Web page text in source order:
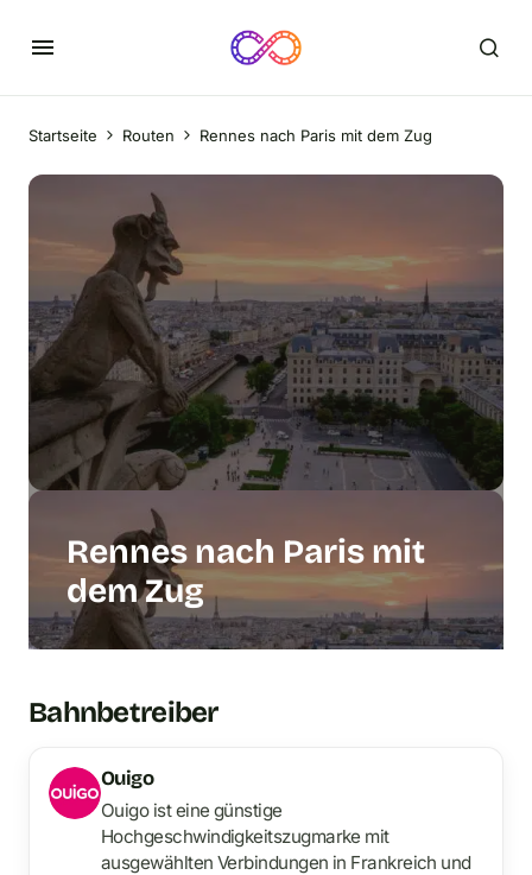
Startseite Routen Rennes nach Paris mit dem Zug
Rennes nach Paris mit
dem Zug
Bahnbetreiber
Ouigo
Ouigo ist eine günstige
Hochgeschwindigkeitszugmarke mit
ausgewählten Verbindungen in Frankreich und